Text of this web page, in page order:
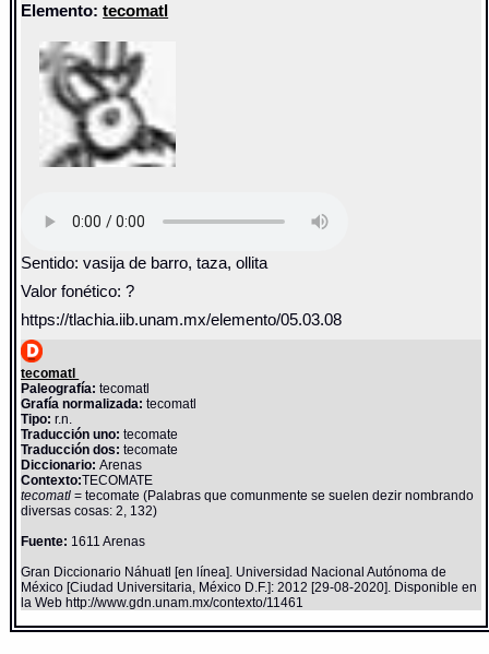
Elemento:tecomatl
Sentido: vasija de barro, taza, ollita
Valor fonético: ?
https://tlachia.iib.unam.mx/elemento/05.03.08
tecomatl
Paleografía: tecomatl
Grafía normalizada: tecomatl
Tipo: r.n.
Traducción uno: tecomate
Traducción dos: tecomate
Diccionario:Arenas
Contexto:TECOMATE
tecomatl= tecomate (Palabras que comunmente se suelen dezir nombrando
diversas cosas: 2, 132)
Fuente: 1611 Arenas
Gran Diccionario Náhuatl [en línea]. Universidad Nacional Autónoma de
México [Ciudad Universitaria, México D.F.]: 2012 [29-08-2020]. Disponible en
la Web http://www.gdn.unam.mx/contexto/11461